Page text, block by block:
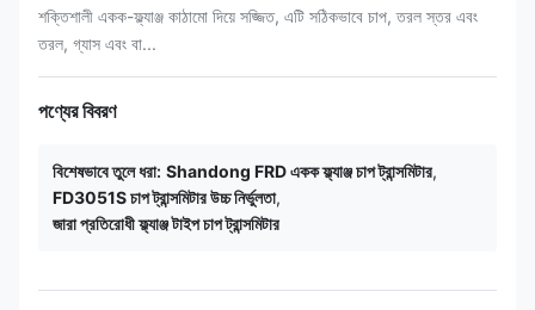
শক্তিশালী একক-ফ্ল্যাঞ্জ কাঠামো দিয়ে সজ্জিত, এটি সঠিকভাবে চাপ, তরল স্তর এবং
তরল, গ্যাস এবং বা...
পণ্যের বিবরণ
বিশেষভাবে তুলে ধরা: Shandong FRD একক ফ্ল্যাঞ্জ চাপ ট্রান্সমিটার,
FD3051S চাপ ট্রান্সমিটার উচ্চ নির্ভুলতা,
জারা প্রতিরোধী ফ্ল্যাঞ্জ টাইপ চাপ ট্রান্সমিটার